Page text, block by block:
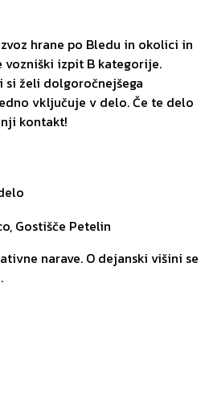
hrane po Bledu in okolici in
izpit B kategorije.
si želi dolgoročnejšega
vključuje v delo. Če te delo
kontakt!
Gostišče Petelin
narave. O dejanski višini se